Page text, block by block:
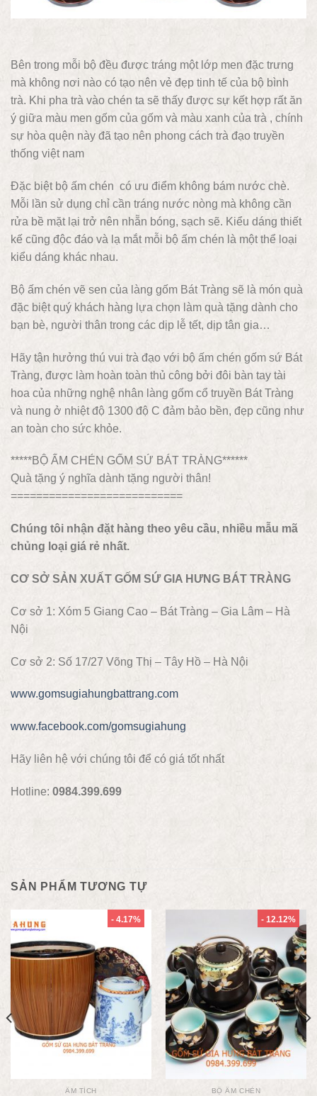
Bên trong mỗi bộ đều được tráng một lớp men đặc trưng
mà không nơi nào có tạo nên vẻ đẹp tinh tế của bộ bình
trà. Khi pha trà vào chén ta sẽ thấy được sự kết hợp rất ăn
ý giữa màu men gốm của gốm và màu xanh của trà , chính
sự hòa quện này đã tạo nên phong cách trà đạo truyền
thống việt nam
Đặc biệt bộ ấm chén có ưu điểm không bám nước chè.
Mỗi lần sử dụng chỉ cần tráng nước nòng mà không cần
rửa bề mặt lại trở nên nhẵn bóng, sạch sẽ. Kiểu dáng thiết
kế cũng độc đáo và lạ mắt mỗi bộ ấm chén là một thể loại
kiểu dáng khác nhau.
Bộ ấm chén vẽ sen của làng gốm Bát Tràng sẽ là món quà
đặc biệt quý khách hàng lựa chọn làm quà tặng dành cho
bạn bè, người thân trong các dịp lễ tết, dịp tân gia…
Hãy tận hưởng thú vui trà đạo với bộ ấm chén gốm sứ Bát
Tràng, được làm hoàn toàn thủ công bởi đôi bàn tay tài
hoa của những nghệ nhân làng gốm cổ truyền Bát Tràng
và nung ở nhiệt độ 1300 độ C đảm bảo bền, đẹp cũng như
an toàn cho sức khỏe.
*****BỘ ẤM CHÉN GỐM SỨ BÁT TRÀNG******
Quà tặng ý nghĩa dành tặng người thân!
===========================
Chúng tôi nhận đặt hàng theo yêu cầu, nhiều mẫu mã
chủng loại giá rẻ nhất.
CƠ SỞ SẢN XUẤT GỐM SỨ GIA HƯNG BÁT TRÀNG
Cơ sở 1: Xóm 5 Giang Cao – Bát Tràng – Gia Lâm – Hà
Nội
Cơ sở 2: Số 17/27 Võng Thị – Tây Hồ – Hà Nội
www.gomsugiahungbattrang.com
www.facebook.com/gomsugiahung
Hãy liên hệ với chúng tôi để có giá tốt nhất
Hotline: 0984.399.699
SẢN PHẨM TƯƠNG TỰ
- 4.17%
ẤM TÍCH
- 12.12%
BỘ ẤM CHÉN